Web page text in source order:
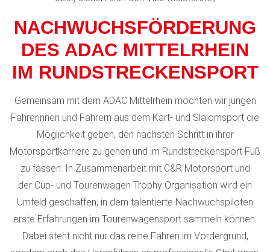
NACHWUCHSFÖRDERUNG
DES ADAC MITTELRHEIN
IM RUNDSTRECKENSPORT
Gemeinsam mit dem ADAC Mittelrhein möchten wir jungen
Fahrerinnen und Fahrern aus dem Kart- und Slalomsport die
Möglichkeit geben, den nächsten Schritt in ihrer
Motorsportkarriere zu gehen und im Rundstreckensport Fuß
zu fassen. In Zusammenarbeit mit C&R Motorsport und
der Cup- und Tourenwagen Trophy Organisation wird ein
Umfeld geschaffen, in dem talentierte Nachwuchspiloten
erste Erfahrungen im Tourenwagensport sammeln können.
Dabei steht nicht nur das reine Fahren im Vordergrund,